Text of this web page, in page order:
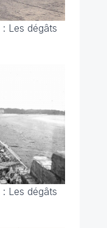
: Les dégâts
: Les dégâts